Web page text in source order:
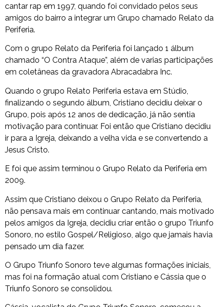
cantar rap em 1997, quando foi convidado pelos seus
amigos do bairro a integrar um Grupo chamado Relato da
Periferia.
Com o grupo Relato da Periferia foi lançado 1 álbum
chamado “O Contra Ataque”, além de varias participações
em coletâneas da gravadora Abracadabra Inc.
Quando o grupo Relato Periferia estava em Stúdio,
finalizando o segundo álbum, Cristiano decidiu deixar o
Grupo, pois após 12 anos de dedicação, já não sentia
motivação para continuar. Foi então que Cristiano decidiu
ir para a Igreja, deixando a velha vida e se convertendo a
Jesus Cristo.
E foi que assim terminou o Grupo Relato da Periferia em
2009.
Assim que Cristiano deixou o Grupo Relato da Periferia,
não pensava mais em continuar cantando, mais motivado
pelos amigos da Igreja, decidiu criar então o grupo Triunfo
Sonoro, no estilo Gospel/Religioso, algo que jamais havia
pensado um dia fazer.
O Grupo Triunfo Sonoro teve algumas formações iniciais,
mas foi na formação atual com Cristiano e Cássia que o
Triunfo Sonoro se consolidou.